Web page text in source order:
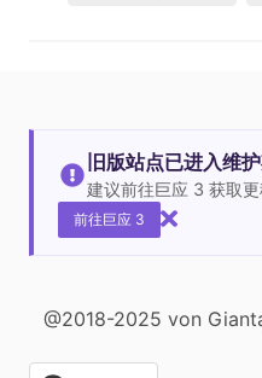
旧版站点已进入维
建议前往巨应 3 获取更
前往巨应 3
@2018-2025 von